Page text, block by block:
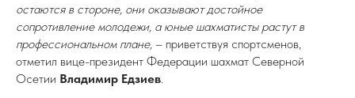
остаются в стороне, они оказывают достойное
сопротивление молодежи, а юные шахматисты растут в
профессиональном плане, – приветствуя спортсменов,
отметил вице-президент Федерации шахмат Северной
Осетии Владимир Едзиев.